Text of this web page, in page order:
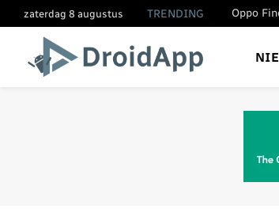
zaterdag 8 augustus TRENDING